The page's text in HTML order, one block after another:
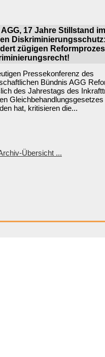
17 Jahre Stillstand im
zügigen
Pressekonferenz des
Bündnis AGG
des Jahrestags des
hat, kritisieren die...
Übersicht ...